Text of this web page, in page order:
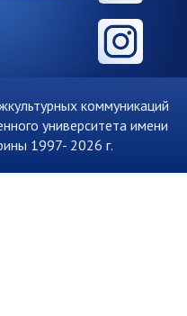
коммуникаций
университета имени
1997- 2026 г.